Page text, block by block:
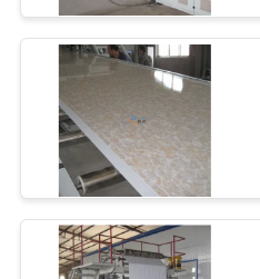
गुणवत्ता
नियंत्रण
हमसे
संपर्क